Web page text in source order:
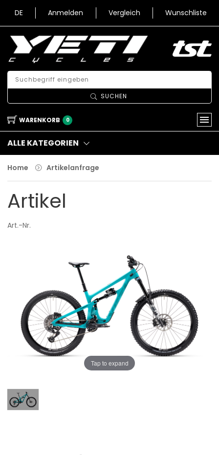
DE Anmelden Vergleich Wunschliste
SUCHEN
WARENKORB 0
ALLE KATEGORIEN
Home Artikelanfrage
Artikel
Art.-Nr.
Tap to expand